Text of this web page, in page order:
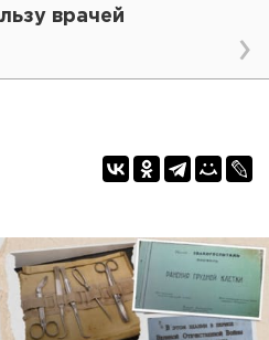
врачей